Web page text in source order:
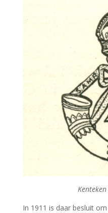
In 1911 is daar besluit